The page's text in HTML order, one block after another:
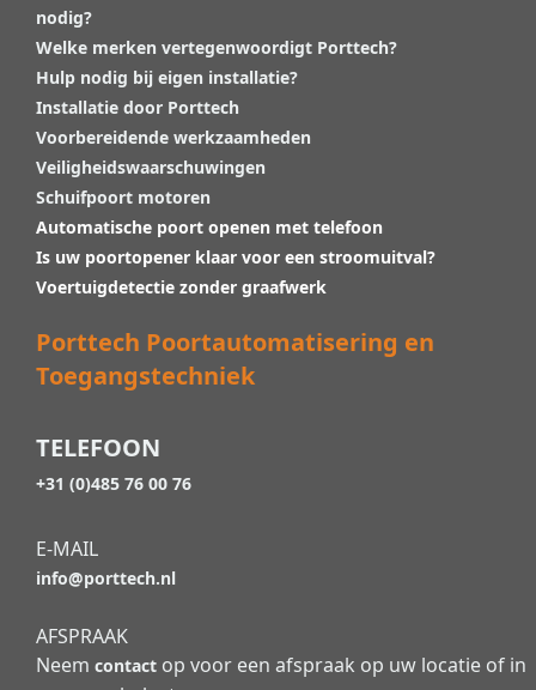
nodig?
Welke merken vertegenwoordigt Porttech?
Hulp nodig bij eigen installatie?
Installatie door Porttech
Voorbereidende werkzaamheden
Veiligheidswaarschuwingen
Schuifpoort motoren
Automatische poort openen met telefoon
Is uw poortopener klaar voor een stroomuitval?
Voertuigdetectie zonder graafwerk
Porttech Poortautomatisering en
Toegangstechniek
TELEFOON
+31 (0)485 76 00 76
E-MAIL
info@porttech.nl
AFSPRAAK
Neem contact op voor een afspraak op uw locatie of in